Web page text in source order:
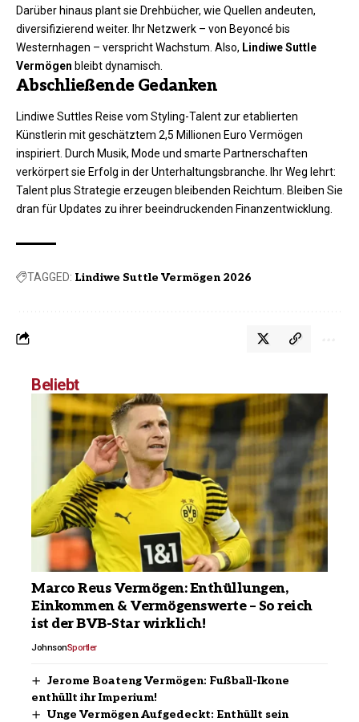
Darüber hinaus plant sie Drehbücher, wie Quellen andeuten,
diversifizierend weiter. Ihr Netzwerk – von Beyoncé bis
Westernhagen – verspricht Wachstum. Also, Lindiwe Suttle
Vermögen bleibt dynamisch.
Abschließende Gedanken
Lindiwe Suttles Reise vom Styling-Talent zur etablierten
Künstlerin mit geschätztem 2,5 Millionen Euro Vermögen
inspiriert. Durch Musik, Mode und smarte Partnerschaften
verkörpert sie Erfolg in der Unterhaltungsbranche. Ihr Weg lehrt:
Talent plus Strategie erzeugen bleibenden Reichtum. Bleiben Sie
dran für Updates zu ihrer beeindruckenden Finanzentwicklung.
TAGGED: Lindiwe Suttle Vermögen 2026
Beliebt
Marco Reus Vermögen: Enthüllungen,
Einkommen & Vermögenswerte – So reich
ist der BVB-Star wirklich!
JohnsonSportler
Jerome Boateng Vermögen: Fußball-Ikone
enthüllt ihr Imperium!
Unge Vermögen Aufgedeckt: Enthüllt sein